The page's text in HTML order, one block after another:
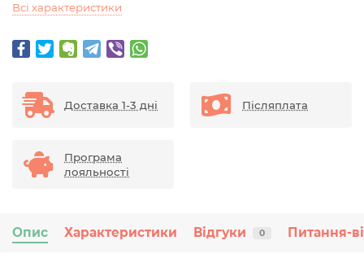
Всі характеристики
Доставка 1-3 дні Післяплата
Програма
лояльності
Опис Характеристики Відгуки 0 Питання-